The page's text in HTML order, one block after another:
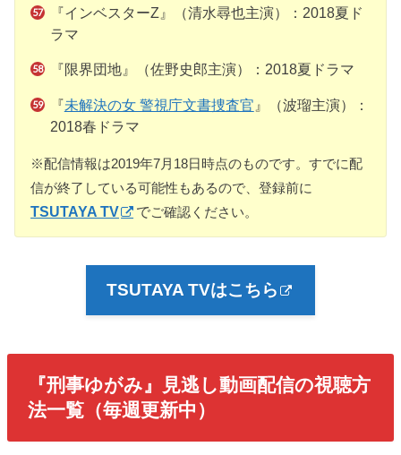
『インベスターZ』（清水尋也主演）：2018夏ド
ラマ
『限界団地』（佐野史郎主演）：2018夏ドラマ
『未解決の女 警視庁文書捜査官 』（波瑠主演）：
2018春ドラマ
※配信情報は2019年7月18日時点のものです。すでに配
信が終了している可能性もあるので、登録前に
TSUTAYA TV
でご確認ください。
TSUTAYA TVはこちら
『刑事ゆがみ』見逃し動画配信の視聴方
法一覧（毎週更新中）